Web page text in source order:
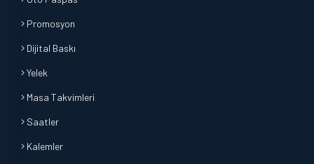
Promosyon
Dijital Baskı
Yelek
Masa Takvimleri
Saatler
Kalemler